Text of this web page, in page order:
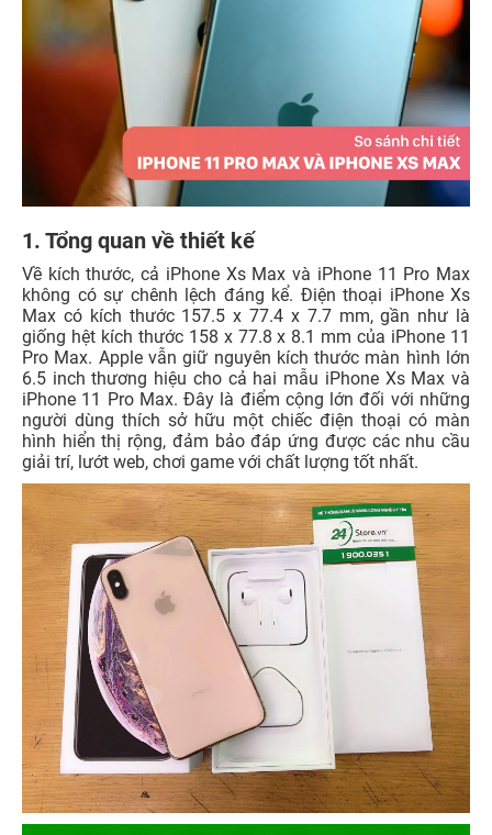
1. Tổng quan về thiết kế
Về kích thước, cả iPhone Xs Max và iPhone 11 Pro Max
không có sự chênh lệch đáng kể. Điện thoại iPhone Xs
Max có kích thước 157.5 x 77.4 x 7.7 mm, gần như là
giống hệt kích thước 158 x 77.8 x 8.1 mm của iPhone 11
Pro Max. Apple vẫn giữ nguyên kích thước màn hình lớn
6.5 inch thương hiệu cho cả hai mẫu iPhone Xs Max và
iPhone 11 Pro Max. Đây là điểm cộng lớn đối với những
người dùng thích sở hữu một chiếc điện thoại có màn
hình hiển thị rộng, đảm bảo đáp ứng được các nhu cầu
giải trí, lướt web, chơi game với chất lượng tốt nhất.